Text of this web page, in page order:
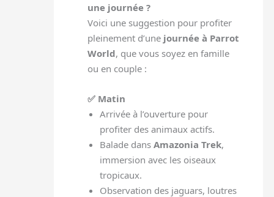
une journée ?
Voici une suggestion pour profiter
pleinement d’une journée à Parrot
World, que vous soyez en famille
ou en couple :
✅ Matin
Arrivée à l’ouverture pour
profiter des animaux actifs.
Balade dansAmazonia Trek,
immersion avec les oiseaux
tropicaux.
Observation des jaguars, loutres